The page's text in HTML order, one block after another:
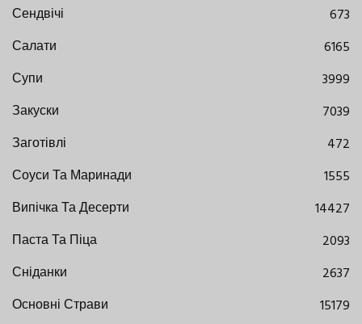
Сендвічі
673
Салати
6165
Супи
3999
Закуски
7039
Заготівлі
472
Соуси Та Маринади
1555
Випічка Та Десерти
14427
Паста Та Піца
2093
Сніданки
2637
Основні Страви
15179